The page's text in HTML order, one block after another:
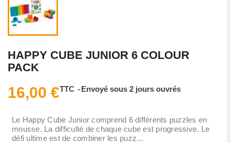
HAPPY CUBE JUNIOR 6 COLOUR
PACK
16,00 €TTC Envoyé sous 2 jours ouvrés
Le Happy Cube Junior comprend 6 différents puzzles en
mousse. La difficulté de chaque cube est progressive. Le
défi ultime est de combiner les puzz...